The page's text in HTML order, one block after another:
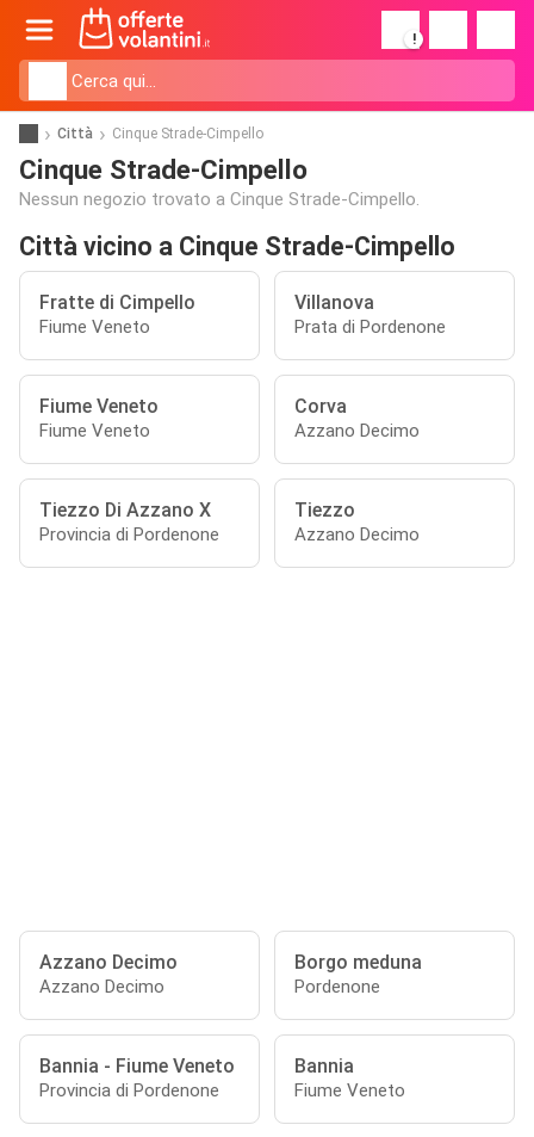
!
Città Cinque Strade-Cimpello
Cinque Strade-Cimpello
Nessun negozio trovato a Cinque Strade-Cimpello.
Città vicino a Cinque Strade-Cimpello
Fratte di Cimpello
Fiume Veneto
Villanova
Prata di Pordenone
Fiume Veneto
Fiume Veneto
Corva
Azzano Decimo
Tiezzo Di Azzano X
Provincia di Pordenone
Tiezzo
Azzano Decimo
Azzano Decimo
Azzano Decimo
Borgo meduna
Pordenone
Bannia - Fiume Veneto
Provincia di Pordenone
Bannia
Fiume Veneto